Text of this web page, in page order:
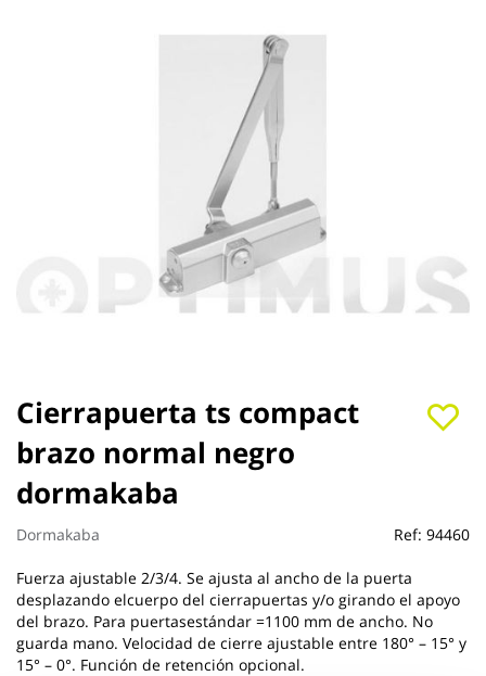
Cierrapuerta ts compact
brazo normal negro
dormakaba
Dormakaba Ref: 94460
Fuerza ajustable 2/3/4. Se ajusta al ancho de la puerta
desplazando elcuerpo del cierrapuertas y/o girando el apoyo
del brazo. Para puertasestándar =1100 mm de ancho. No
guarda mano. Velocidad de cierre ajustable entre 180° – 15° y
15° – 0°. Función de retención opcional.
Saltar
al
comienzo
de
la
galería
de